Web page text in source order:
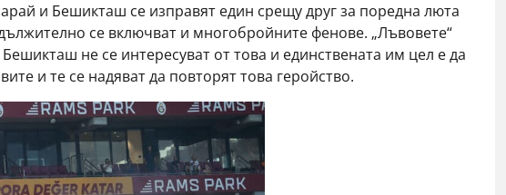
и Бешикташ се изправят един срещу друг за поредна люта
се включват и многобройните фенове. „Лъвовете“
не се интересуват от това и единствената им цел е да
и те се надяват да повторят това геройство.